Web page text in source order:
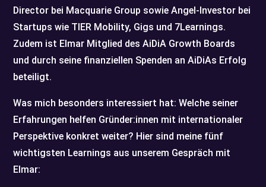
Director bei Macquarie Group sowie Angel-Investor bei
Startups wie TIER Mobility, Gigs und 7Learnings.
Zudem ist Elmar Mitglied des AiDiA Growth Boards
und durch seine finanziellen Spenden an AiDiAs Erfolg
beteiligt.
Was mich besonders interessiert hat: Welche seiner
Erfahrungen helfen Gründer:innen mit internationaler
Perspektive konkret weiter? Hier sind meine fünf
wichtigsten Learnings aus unserem Gespräch mit
Elmar: